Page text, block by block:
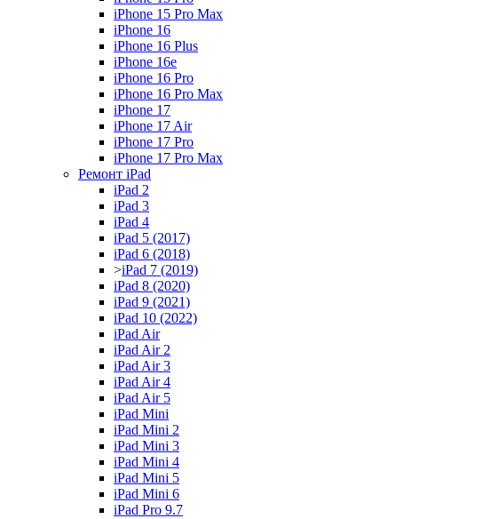
iPhone 15 Pro Max
iPhone 16
iPhone 16 Plus
iPhone 16e
iPhone 16 Pro
iPhone 16 Pro Max
iPhone 17
iPhone 17 Air
iPhone 17 Pro
iPhone 17 Pro Max
Ремонт iPad
iPad 2
iPad 3
iPad 4
iPad 5 (2017)
iPad 6 (2018)
>iPad 7 (2019)
iPad 8 (2020)
iPad 9 (2021)
iPad 10 (2022)
iPad Air
iPad Air 2
iPad Air 3
iPad Air 4
iPad Air 5
iPad Mini
iPad Mini 2
iPad Mini 3
iPad Mini 4
iPad Mini 5
iPad Mini 6
iPad Pro 9.7